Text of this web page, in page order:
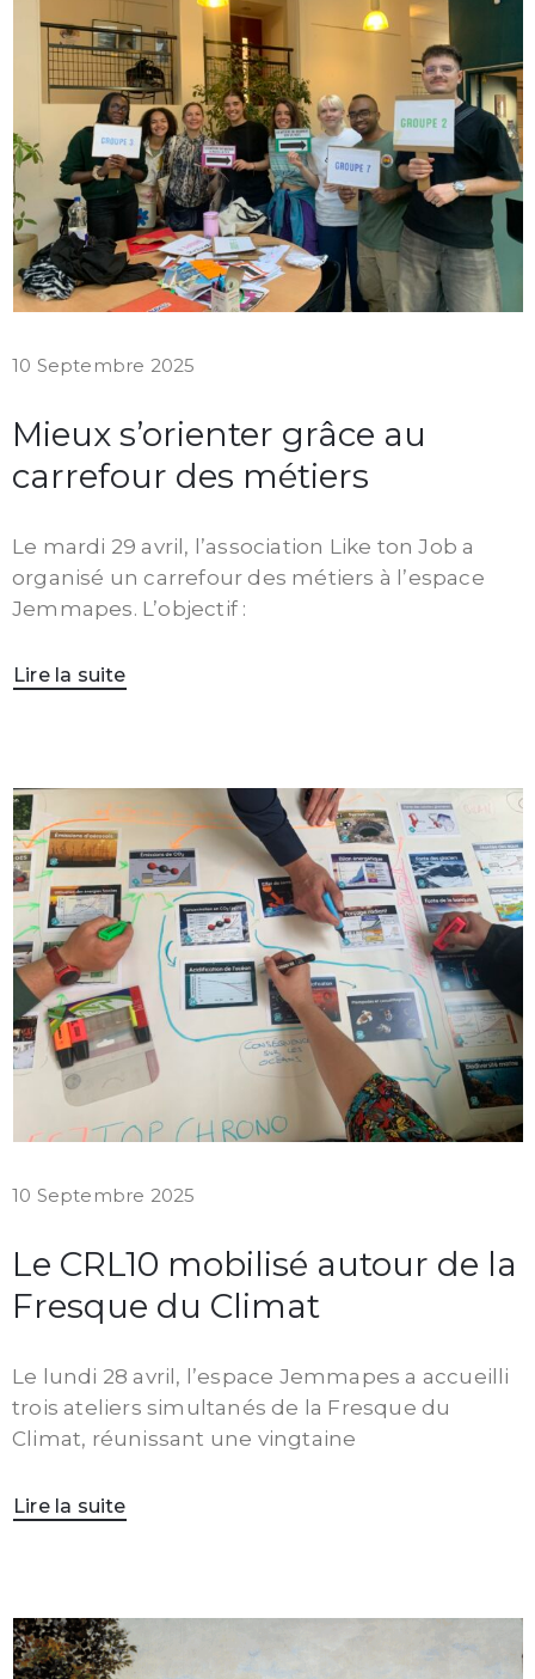
10 Septembre 2025
Mieux s’orienter grâce au
carrefour des métiers
Le mardi 29 avril, l’association Like ton Job a
organisé un carrefour des métiers à l’espace
Jemmapes. L’objectif :
Lire la suite
10 Septembre 2025
Le CRL10 mobilisé autour de la
Fresque du Climat
Le lundi 28 avril, l’espace Jemmapes a accueilli
trois ateliers simultanés de la Fresque du
Climat, réunissant une vingtaine
Lire la suite